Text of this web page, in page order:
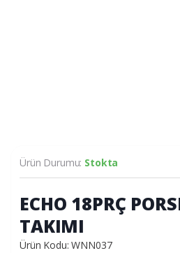
Ürün Durumu: Stokta
ECHO 18PRÇ
TAKIMI
Ürün Kodu: WNN037